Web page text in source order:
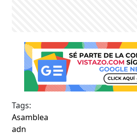
Tags:
Asamblea
adn